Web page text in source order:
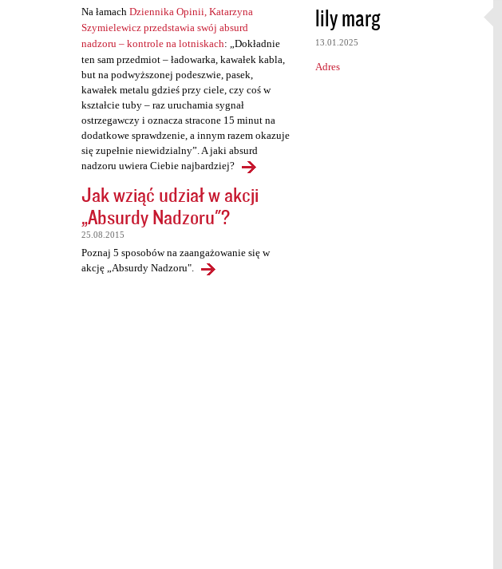
Na łamach Dziennika Opinii, Katarzyna
Szymielewicz przedstawia swój absurd
nadzoru – kontrole na lotniskach: „Dokładnie
ten sam przedmiot – ładowarka, kawałek kabla,
but na podwyższonej podeszwie, pasek,
kawałek metalu gdzieś przy ciele, czy coś w
kształcie tuby – raz uruchamia sygnał
ostrzegawczy i oznacza stracone 15 minut na
dodatkowe sprawdzenie, a innym razem okazuje
się zupełnie niewidzialny”. A jaki absurd
nadzoru uwiera Ciebie najbardziej?
Jak wziąć udział w akcji
„Absurdy Nadzoru"?
25.08.2015
Poznaj 5 sposobów na zaangażowanie się w
akcję „Absurdy Nadzoru".
lily marg
13.01.2025
Adres